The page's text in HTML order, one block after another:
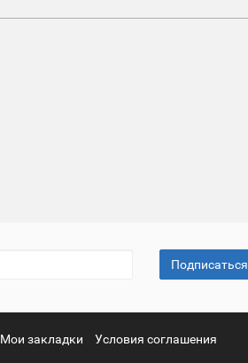
Подписаться
Мои закладки Условия соглашения